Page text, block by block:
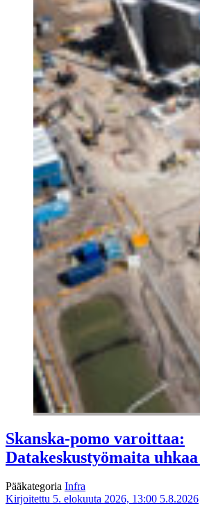
Skanska-pomo varoittaa:
Datakeskustyömaita
Pääkategoria Infra
Kirjoitettu 5. elokuuta 2026, 13:00 5.8.2026